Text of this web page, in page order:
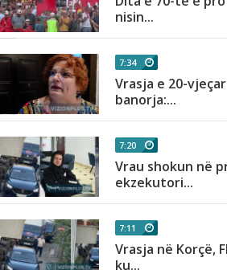
nisin...
7:34
Vrasja e 20-
banorja:...
7:20
Vrau shokun në
ekzekutori...
7:11
Vrasja në Korçë,
ku...